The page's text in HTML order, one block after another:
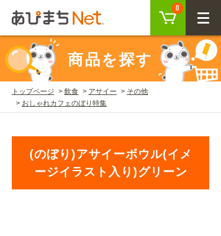
0
CLOSE
ログイン
会員登録
商品を探す
SEARCH
KEYWORD
商品を探す
トップページ 飲食 アサイー
その他
おしゃれカフェのぼり特集
(のぼり)アサイーボウル(イメ
ージイラスト入り)グリーン